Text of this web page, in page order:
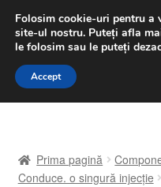
LIVRARE de la 33
luni-vineri 9 a.m. -
Sari
Sari
A lua legatura
Prima pagină
Conduce. o singură injecție
Folosim cookie-uri pentru a
site-ul nostru. Puteți afla
le folosim sau le puteți
Accept